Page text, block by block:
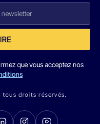
que vous acceptez nos
tous droits réservés.